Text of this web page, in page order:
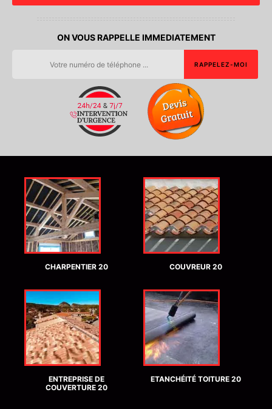
ON VOUS RAPPELLE IMMEDIATEMENT
CHARPENTIER 20 COUVREUR 20
ENTREPRISE DE
COUVERTURE 20
ETANCHÉITÉ TOITURE 20